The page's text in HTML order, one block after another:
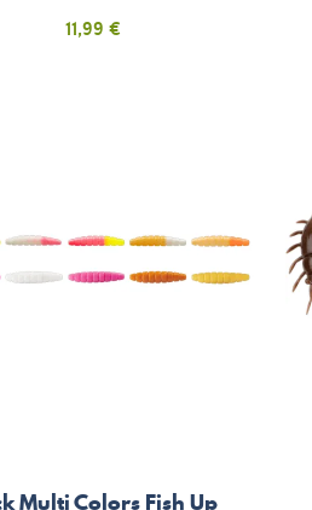
Prix
11,99 €
Multi Colors Fish Up